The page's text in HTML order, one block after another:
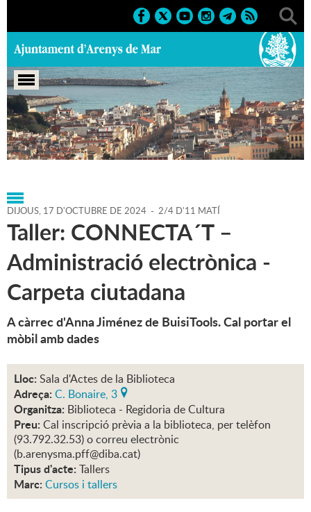
Portada > Agenda > 17-10-
2024 > Marcs > Culturals > 2024 > Cursos i tallers
DIJOUS, 17 D'OCTUBRE DE 2024 - 2/4 D'11 MATÍ
Taller: CONNECTA´T –
Administració electrònica -
Carpeta ciutadana
A càrrec d'Anna Jiménez de BuisiTools. Cal portar el
mòbil amb dades
Lloc: Sala d'Actes de la Biblioteca
Adreça: C. Bonaire, 3
Organitza: Biblioteca - Regidoria de Cultura
Preu: Cal inscripció prèvia a la biblioteca, per telèfon
(93.792.32.53) o correu electrònic
(b.arenysma.pff@diba.cat)
Tipus d'acte: Tallers
Marc: Cursos i tallers